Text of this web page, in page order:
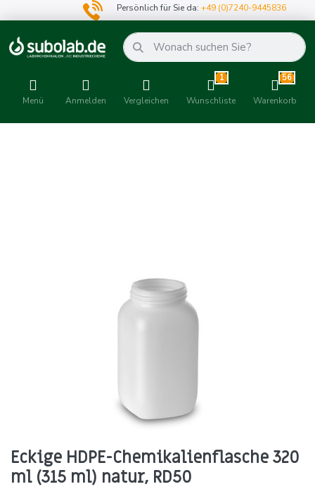
Persönlich für Sie da:+49 (0)7240-9445836
Menü Anmelden Vergleichen
1
Wunschliste
56
Warenkorb
Eckige HDPE-Chemikalienflasche 320
ml (315 ml) natur, RD50